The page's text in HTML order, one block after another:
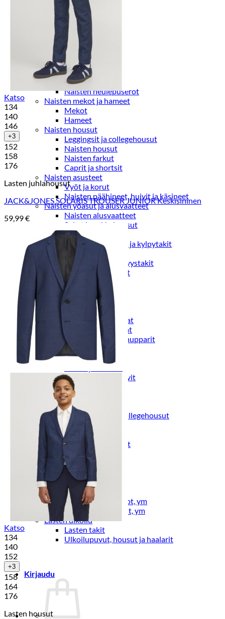
Naisten paidat
Naisten colleget
Paidat, tunikat ja jakut
Trikoopaidat
Naisten puserot
Tunikat
Jakut ja liivit
Naisten neuleet
Naisten neuletakit
Naisten neulepuserot
Naisten mekot ja hameet
Mekot
Hameet
Naisten housut
Leggingsit ja collegehousut
Naisten housut
Naisten farkut
Caprit ja shortsit
Naisten asusteet
Vyöt ja korut
Naisten päähineet, huivit ja käsineet
Naisten yöasut ja alusvaatteet
Naisten alusvaatteet
Sukat ja sukkahousut
Naisten yöasut
Naisten aamutakit ja kylpytakit
Naisten takit
Naisten kevät-ja syystakit
Naisten nahkatakit
Naisten talvitakit
LAPSET
Lasten paidat
Lasten paidat
Lasten kauluspaidat
Lasten trikoopaidat
Lasten colleget ja hupparit
Lasten neuleet
Lasten mekot ja hameet
Mekot ja hameet
Lasten puvut,bleiserit,liivit
Liivit
Lasten housut
Lasten housut
Lasten trikoo-ja collegehousut
Lasten farkut
Lasten shortsit
Lasten juhlahousut
Yöasut ja kylpytakit
Lasten yöpaidat
Lasten pyjamat
Kylpytakit
Lasten asusteet
Vyöt, käsineet,pipot, ym
Sukat, sukkahousut, ym
Lasten ulkoilu
Lasten takit
Ulkoilupuvut, housut ja haalarit
Kirjaudu
Katso
134
140
146
+3
152
158
176
Lasten juhlahousut
JACK&JONES SOLARIS TROUSER JUNIOR Keskisininen
59,99€
Katso
134
140
152
+3
158
164
176
Lasten housut